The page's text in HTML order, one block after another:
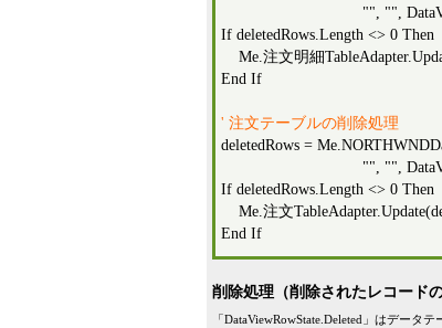
"", "",
If deletedRows.Length <> 0 Then
Me.注文明細
End If
' 注文テーブルの削除処理
deletedRows =
"", "",
If deletedRows.Length <> 0 Then
Me.注文
End If
削除処理（削除されたレコードの
「DataViewRowState.Deleted」はデータ